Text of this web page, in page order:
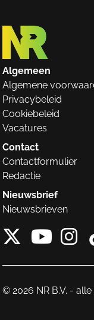
Algemeen
Algemene
Privacybeleid
Cookiebeleid
Vacatures
Contact
Contactformulier
Redactie
Nieuwsbrief
Nieuwsbrieven
X van
© 2026 NR B.V. -